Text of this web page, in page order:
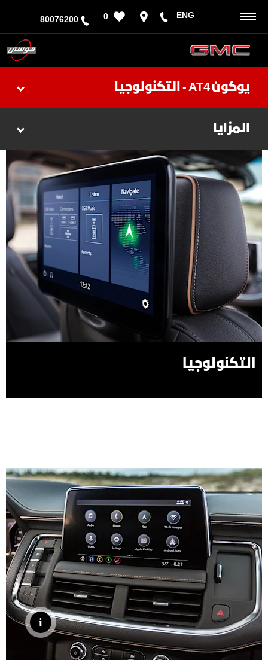
ENG
0
80076200
يوكون AT4 - التكنولوجيا
المزايا
التكنولوجيا